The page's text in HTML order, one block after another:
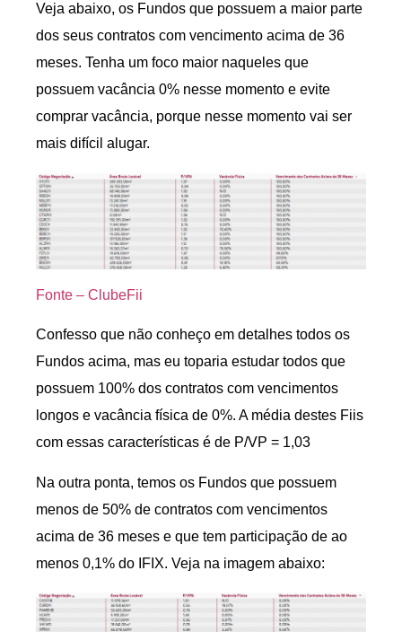
Veja abaixo, os Fundos que possuem a maior parte
dos seus contratos com vencimento acima de 36
meses. Tenha um foco maior naqueles que
possuem vacância 0% nesse momento e evite
comprar vacância, porque nesse momento vai ser
mais difícil alugar.
Fonte – ClubeFii
Confesso que não conheço em detalhes todos os
Fundos acima, mas eu toparia estudar todos que
possuem 100% dos contratos com vencimentos
longos e vacância física de 0%. A média destes Fiis
com essas características é de P/VP = 1,03
Na outra ponta, temos os Fundos que possuem
menos de 50% de contratos com vencimentos
acima de 36 meses e que tem participação de ao
menos 0,1% do IFIX. Veja na imagem abaixo: